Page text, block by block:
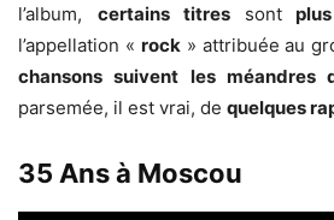
l’album, certains titres sontplus
l’appellation « rock » attribuée au
chansons suivent les méandres
parsemée, il est vrai, de quelques
35 Ans à Moscou